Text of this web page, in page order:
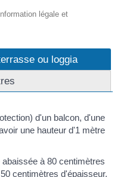
légale et
ou loggia
d'un balcon, d'une
une hauteur d'1 mètre
à 80 centimètres
centimètres d'épaisseur.